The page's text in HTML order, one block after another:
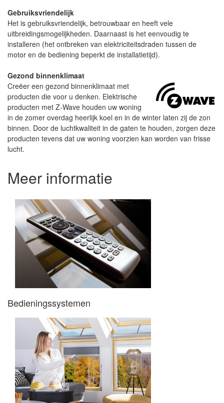
Gebruiksvriendelijk
Het is gebruiksvriendelijk, betrouwbaar en heeft vele
uitbreidingsmogelijkheden. Daarnaast is het eenvoudig te
installeren (het ontbreken van elektriciteitsdraden tussen de
motor en de bediening beperkt de installatietijd).
Gezond binnenklimaat
Creëer een gezond binnenklimaat met
producten die voor u denken. Elektrische
producten met Z-Wave houden uw woning
in de zomer overdag heerlijk koel en in de winter laten zij de zon
binnen. Door de luchtkwaliteit in de gaten te houden, zorgen deze
producten tevens dat uw woning voorzien kan worden van frisse
lucht.
Meer informatie
Bedieningssystemen